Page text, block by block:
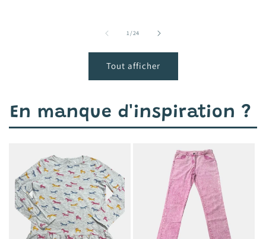
1/de
24
Tout afficher
En manque d'inspiration ?